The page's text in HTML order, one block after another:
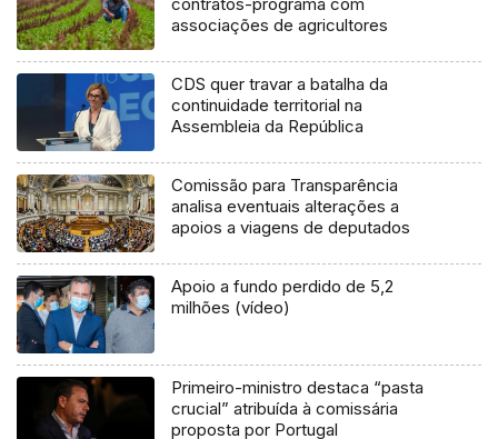
associações de agricultores
CDS quer travar a batalha da
continuidade territorial na
Assembleia da República
Comissão para Transparência
analisa eventuais alterações a
apoios a viagens de deputados
Apoio a fundo perdido de 5,2
milhões (vídeo)
Primeiro-ministro destaca “pasta
crucial” atribuída à comissária
proposta por Portugal